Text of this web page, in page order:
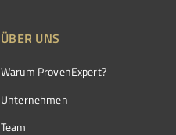
ÜBER UNS
Warum ProvenExpert?
Unternehmen
Team